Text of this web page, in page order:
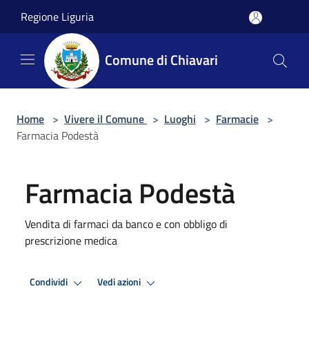
Regione Liguria
Comune di Chiavari
Home > Vivere il Comune > Luoghi > Farmacie >
Farmacia Podestà
Farmacia Podestà
Vendita di farmaci da banco e con obbligo di
prescrizione medica
Condividi Vedi azioni